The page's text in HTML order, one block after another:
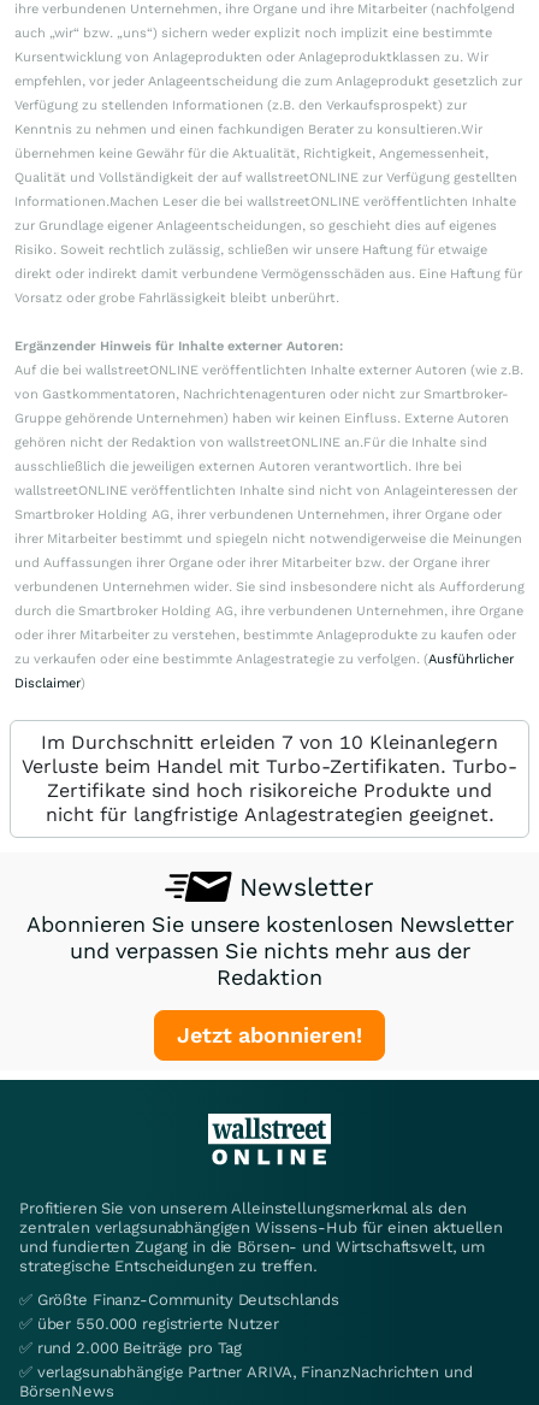
ihre verbundenen Unternehmen, ihre Organe und ihre Mitarbeiter (nachfolgend
auch „wir“ bzw. „uns“) sichern weder explizit noch implizit eine bestimmte
Kursentwicklung von Anlageprodukten oder Anlageproduktklassen zu. Wir
empfehlen, vor jeder Anlageentscheidung die zum Anlageprodukt gesetzlich zur
Verfügung zu stellenden Informationen (z.B. den Verkaufsprospekt) zur
Kenntnis zu nehmen und einen fachkundigen Berater zu konsultieren.Wir
übernehmen keine Gewähr für die Aktualität, Richtigkeit, Angemessenheit,
Qualität und Vollständigkeit der auf wallstreetONLINE zur Verfügung gestellten
Informationen.Machen Leser die bei wallstreetONLINE veröffentlichten Inhalte
zur Grundlage eigener Anlageentscheidungen, so geschieht dies auf eigenes
Risiko. Soweit rechtlich zulässig, schließen wir unsere Haftung für etwaige
direkt oder indirekt damit verbundene Vermögensschäden aus. Eine Haftung für
Vorsatz oder grobe Fahrlässigkeit bleibt unberührt.
Ergänzender Hinweis für Inhalte externer Autoren:
Auf die bei wallstreetONLINE veröffentlichten Inhalte externer Autoren (wie z.B.
von Gastkommentatoren, Nachrichtenagenturen oder nicht zur Smartbroker-
Gruppe gehörende Unternehmen) haben wir keinen Einfluss. Externe Autoren
gehören nicht der Redaktion von wallstreetONLINE an.Für die Inhalte sind
ausschließlich die jeweiligen externen Autoren verantwortlich. Ihre bei
wallstreetONLINE veröffentlichten Inhalte sind nicht von Anlageinteressen der
Smartbroker Holding AG, ihrer verbundenen Unternehmen, ihrer Organe oder
ihrer Mitarbeiter bestimmt und spiegeln nicht notwendigerweise die Meinungen
und Auffassungen ihrer Organe oder ihrer Mitarbeiter bzw. der Organe ihrer
verbundenen Unternehmen wider. Sie sind insbesondere nicht als Aufforderung
durch die Smartbroker Holding AG, ihre verbundenen Unternehmen, ihre Organe
oder ihrer Mitarbeiter zu verstehen, bestimmte Anlageprodukte zu kaufen oder
zu verkaufen oder eine bestimmte Anlagestrategie zu verfolgen. (Ausführlicher
Disclaimer)
Im Durchschnitt erleiden 7 von 10 Kleinanlegern
Verluste beim Handel mit Turbo-Zertifikaten. Turbo-
Zertifikate sind hoch risikoreiche Produkte und
nicht für langfristige Anlagestrategien geeignet.
Newsletter
Abonnieren Sie unsere kostenlosen Newsletter
und verpassen Sie nichts mehr aus der
Redaktion
Jetzt abonnieren!
Profitieren Sie von unserem Alleinstellungsmerkmal als den
zentralen verlagsunabhängigen Wissens-Hub für einen aktuellen
und fundierten Zugang in die Börsen- und Wirtschaftswelt, um
strategische Entscheidungen zu treffen.
✅ Größte Finanz-Community Deutschlands
✅ über 550.000 registrierte Nutzer
✅ rund 2.000 Beiträge pro Tag
✅ verlagsunabhängige Partner ARIVA, FinanzNachrichten und
BörsenNews